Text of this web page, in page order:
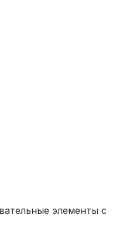
элементы с